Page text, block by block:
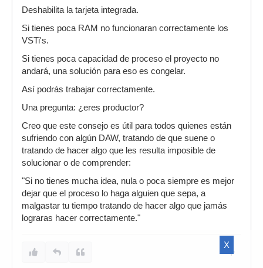
Deshabilita la tarjeta integrada.
Si tienes poca RAM no funcionaran correctamente los
VSTi's.
Si tienes poca capacidad de proceso el proyecto no
andará, una solución para eso es congelar.
Así podrás trabajar correctamente.
Una pregunta: ¿eres productor?
Creo que este consejo es útil para todos quienes están
sufriendo con algún DAW, tratando de que suene o
tratando de hacer algo que les resulta imposible de
solucionar o de comprender:
"Si no tienes mucha idea, nula o poca siempre es mejor
dejar que el proceso lo haga alguien que sepa, a
malgastar tu tiempo tratando de hacer algo que jamás
lograras hacer correctamente."
X